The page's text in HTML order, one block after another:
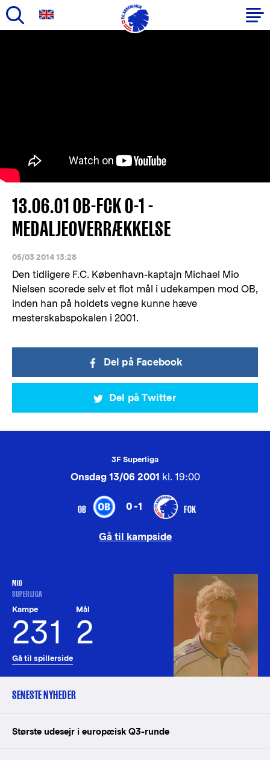
13.06.01 OB-FCK 0-1 -
MEDALJEOVERRÆKKELSE
05/03 2014 13:28
Den tidligere F.C. København-kaptajn Michael Mio
Nielsen scorede selv et flot mål i udekampen mod OB,
inden han på holdets vegne kunne hæve
mesterskabspokalen i 2001.
Del på Facebook
Del på Twitter
3F Superliga
Onsdag 13/06 2001 kl. 19:00
OB 0-1 FCK
Gå til kampside
MIO
SUPERLIGA
Kampe
231
Mål
2
Gå til spillerside
SENESTE NYHEDER
Største udesejr i europæisk Q3-runde